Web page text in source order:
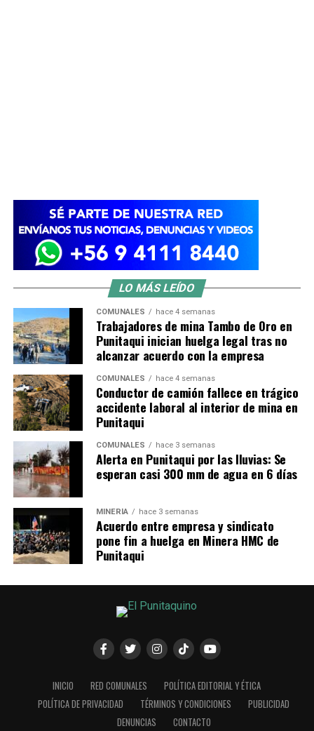
LO MÁS LEÍDO
COMUNALES hace 4 semanas
Trabajadores de mina Tambo de Oro en
Punitaqui inician huelga legal tras no
alcanzar acuerdo con la empresa
COMUNALES hace 4 semanas
Conductor de camión fallece en trágico
accidente laboral al interior de mina en
Punitaqui
COMUNALES hace 3 semanas
Alerta en Punitaqui por las lluvias: Se
esperan casi 300 mm de agua en 6 días
MINERÍA hace 3 semanas
Acuerdo entre empresa y sindicato
pone fin a huelga en Minera HMC de
Punitaqui
INICIO RED COMUNALES
POLÍTICA EDITORIAL Y ÉTICA
POLÍTICA DE PRIVACIDAD
TÉRMINOS Y CONDICIONES
PUBLICIDAD
DENUNCIAS
CONTACTO